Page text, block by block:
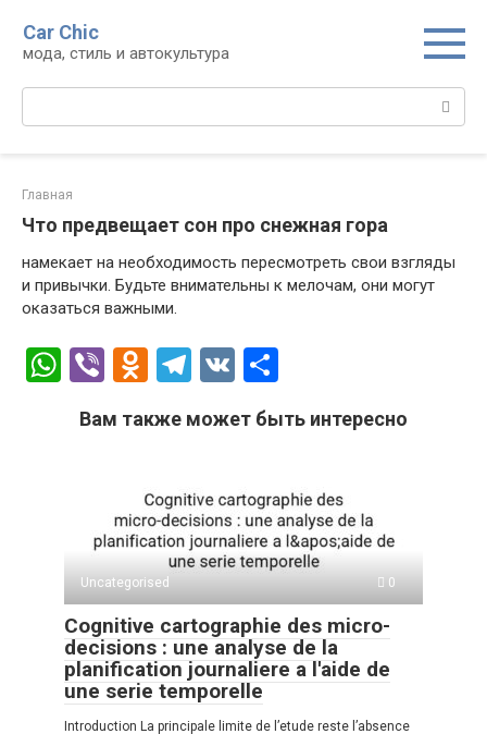
контенту
Car Chic
мода, стиль и автокультура
Поиск:
Главная
Что предвещает сон про снежная гора
намекает на необходимость пересмотреть свои взгляды
и привычки. Будьте внимательны к мелочам, они могут
оказаться важными.
W
at
p
Vi
er
O
n
kl
a
ss
ni
ki
T
e
a
m
V
п
а
в
и
ть
Вам также может быть интересно
Uncategorised 0
Cognitive cartographie des micro-
decisions : une analyse de la
planification journaliere a l'aide de
une serie temporelle
Introduction La principale limite de l’etude reste l’absence